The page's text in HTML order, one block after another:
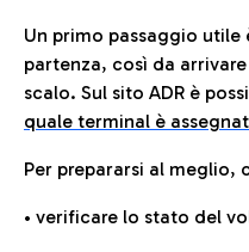
Un primo passaggio
partenza, così da
scalo. Sul sito ADR è
quale terminal è
Per prepararsi al meglio,
• verificare lo stato del